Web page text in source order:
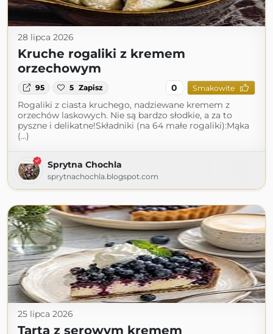
28 lipca 2026
Kruche rogaliki z kremem
orzechowym
95 5 Zapisz 0 Smakowite
Rogaliki z ciasta kruchego, nadziewane kremem z
orzechów laskowych. Nie są bardzo słodkie, a za to
pyszne i delikatne!Składniki (na 64 małe rogaliki):Mąka
(...)
Sprytna Chochla
sprytnachochla.blogspot.com
25 lipca 2026
Tarta z serowym kremem